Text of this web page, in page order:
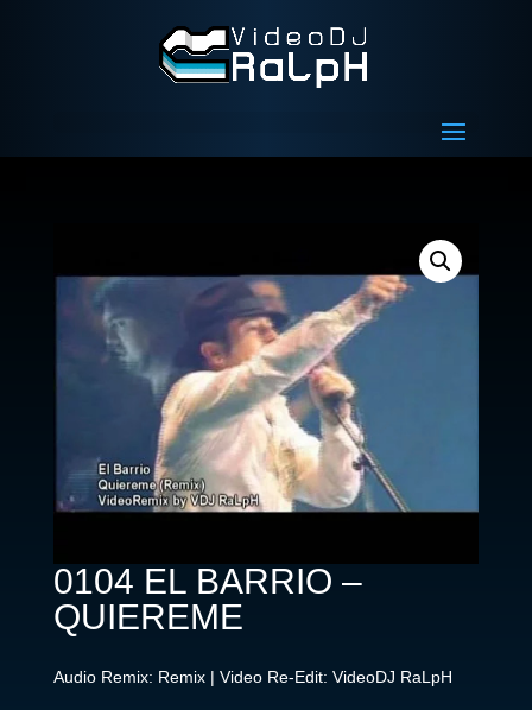
0104 EL BARRIO –
QUIEREME
Audio Remix: Remix | Video Re-Edit: VideoDJ RaLpH